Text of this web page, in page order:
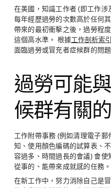
在美國，知識工作者 (即工作
每年經歷過勞的次數高於任何
帶來的最初衝擊之後，過勞程
這個高水準。 根據工作剖析索引
面臨過勞或冒充者症候群的問題
過勞可能
候群有關
工作附帶事務 (例如清理電子
知、使用顏色編碼的試算表、
容過多、時間過長的會議) 會
從事的、能帶來成就感的任務。
在新工作中，努力消除自己是